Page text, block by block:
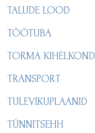
TALUDE LOOD
TÖÖTUBA
TORMA KIHELKOND
TRANSPORT
TULEVIKUPLAANID
TÜNNITSEHH